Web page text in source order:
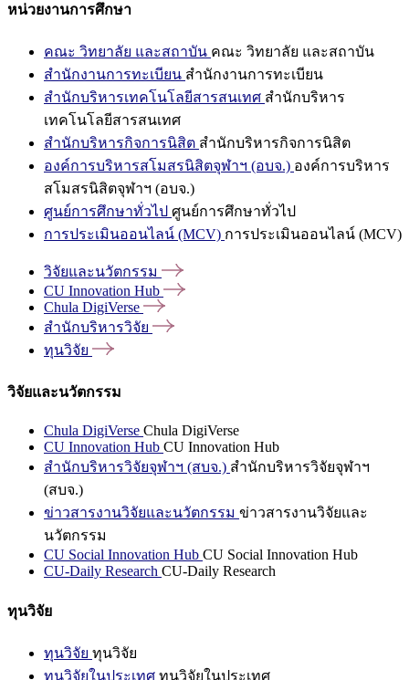
หน่วยงานการศึกษา
คณะ วิทยาลัย และสถาบัน คณะ วิทยาลัย และสถาบัน
สำนักงานการทะเบียน สำนักงานการทะเบียน
สำนักบริหารเทคโนโลยีสารสนเทศ สำนักบริหาร
เทคโนโลยีสารสนเทศ
สำนักบริหารกิจการนิสิต สำนักบริหารกิจการนิสิต
องค์การบริหารสโมสรนิสิตจุฬาฯ (อบจ.) องค์การบริหาร
สโมสรนิสิตจุฬาฯ (อบจ.)
ศูนย์การศึกษาทั่วไป ศูนย์การศึกษาทั่วไป
การประเมินออนไลน์ (MCV) การประเมินออนไลน์ (MCV)
วิจัยและนวัตกรรม
CU Innovation Hub
Chula DigiVerse
สำนักบริหารวิจัย
ทุนวิจัย
วิจัยและนวัตกรรม
Chula DigiVerse Chula DigiVerse
CU Innovation Hub CU Innovation Hub
สำนักบริหารวิจัยจุฬาฯ (สบจ.) สำนักบริหารวิจัยจุฬาฯ
(สบจ.)
ข่าวสารงานวิจัยและนวัตกรรม ข่าวสารงานวิจัยและ
นวัตกรรม
CU Social Innovation Hub CU Social Innovation Hub
CU-Daily Research CU-Daily Research
ทุนวิจัย
ทุนวิจัย ทุนวิจัย
ทุนวิจัยในประเทศ ทุนวิจัยในประเทศ